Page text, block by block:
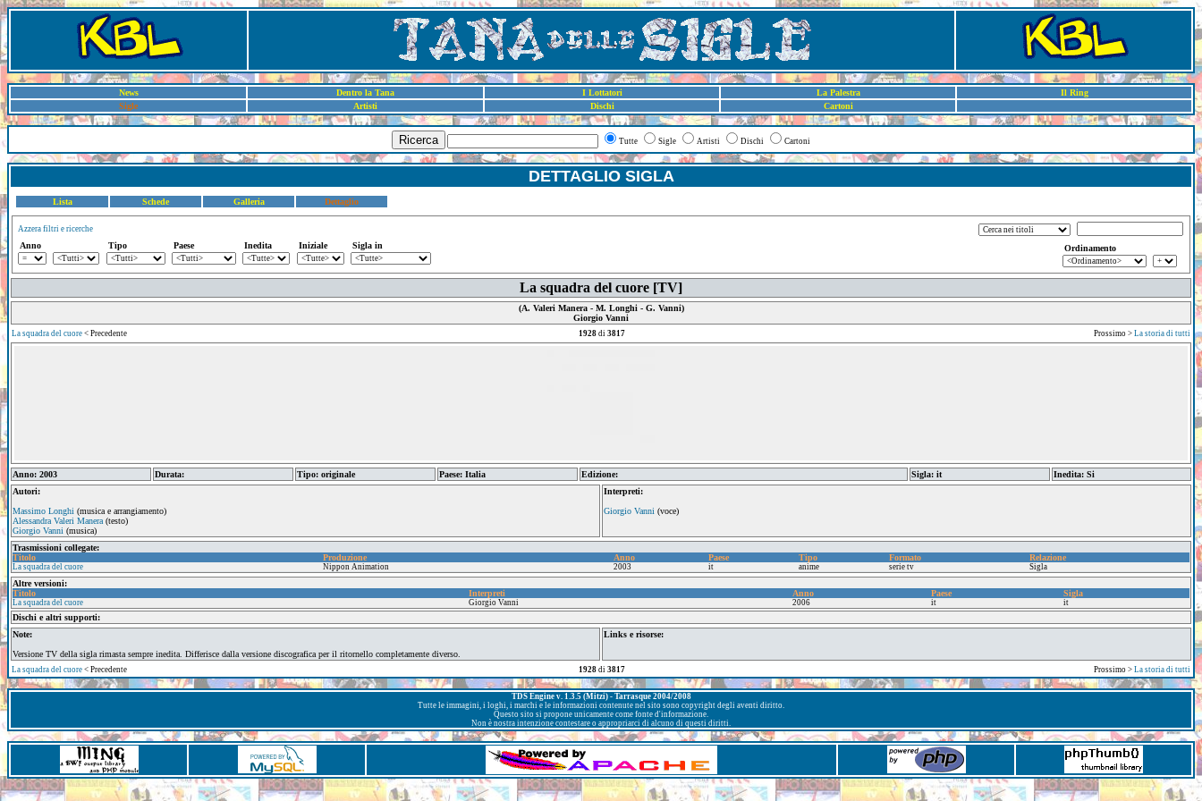
News Dentro la Tana I Lottatori La Palestra
Il Ring
Sigle
Artisti Dischi Cartoni
Ricerca Tutte Sigle Artisti Dischi Cartoni
DETTAGLIO SIGLA
Lista Schede Galleria Dettaglio
Azzera filtri e ricerche
Anno Tipo Paese Inedita Iniziale Sigla in Ordinamento
La squadra del cuore [TV]
(A. Valeri Manera - M. Longhi - G. Vanni)
Giorgio Vanni
La squadra del cuore < Precedente 1928di 3817 Prossimo > La storia di tutti
Anno: 2003 Durata: Tipo: originale Paese: Italia Edizione: Sigla: it
Inedita: Si
Autori:
Massimo Longhi (musica e arrangiamento)
Alessandra Valeri Manera (testo)
Giorgio Vanni (musica)
Interpreti:
Giorgio Vanni (voce)
Trasmissioni collegate:
Titolo
Produzione Anno Paese Tipo Formato Relazione
La squadra del cuore Nippon Animation 2003 it anime serie tv Sigla
Altre versioni:
Titolo
Interpreti Anno Paese Sigla
La squadra del cuore Giorgio Vanni 2006 it it
Dischi e altri supporti:
Note:
Versione TV della sigla rimasta sempre inedita. Differisce dalla versione discografica per il ritornello completamente diverso.
Links e risorse:
La squadra del cuore < Precedente 1928di 3817 Prossimo > La storia di tutti
TDS Engine v. 1.3.5 (Mitzi) - Tarrasque 2004/2008
Tutte le immagini, i loghi, i marchi e le informazioni contenute nel sito sono copyright degli aventi diritto.
Questo sito si propone unicamente come fonte d'informazione.
Non è nostra intenzione contestare o appropriarci di alcuno di questi diritti.